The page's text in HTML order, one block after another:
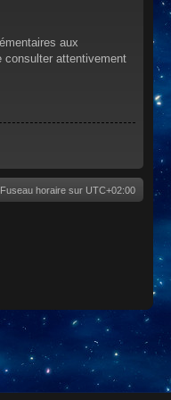
aux
consulter attentivement
Fuseau horaire sur UTC+02:00